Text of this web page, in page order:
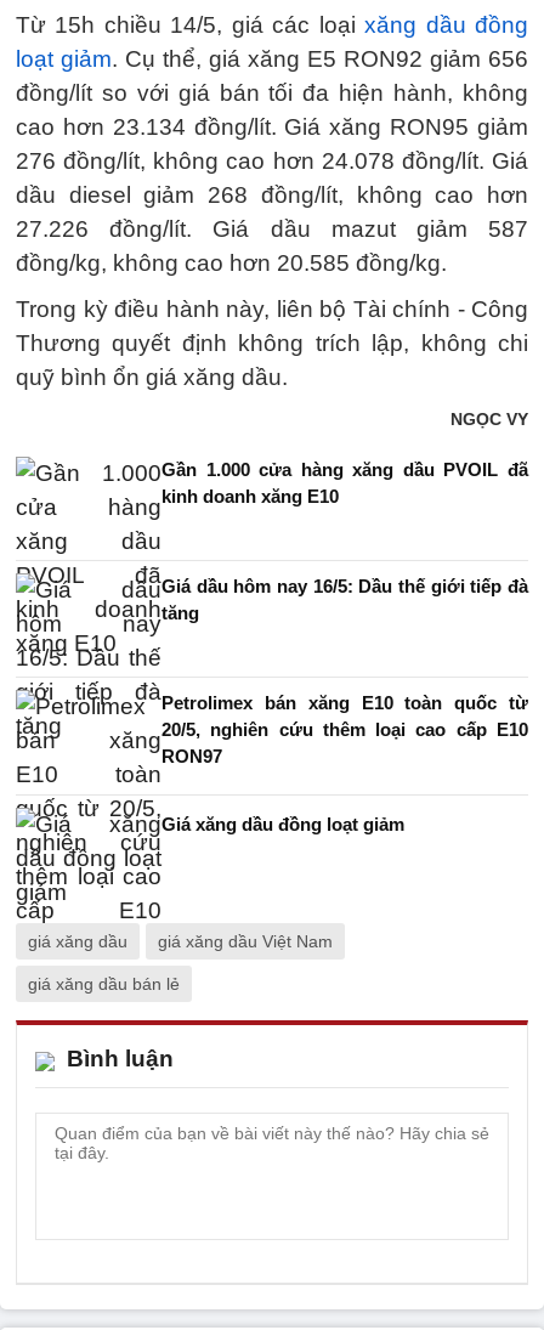
Từ 15h chiều 14/5, giá các loạixăng dầu đồng
loạt giảm. Cụ thể, giá xăng E5 RON92 giảm 656
đồng/lít so với giá bán tối đa hiện hành, không
cao hơn 23.134 đồng/lít. Giá xăng RON95 giảm
276 đồng/lít, không cao hơn 24.078 đồng/lít. Giá
dầu diesel giảm 268 đồng/lít, không cao hơn
27.226 đồng/lít. Giá dầu mazut giảm 587
đồng/kg, không cao hơn 20.585 đồng/kg.
Trong kỳ điều hành này, liên bộ Tài chính - Công
Thương quyết định không trích lập, không chi
quỹ bình ổn giá xăng dầu.
NGỌC VY
Gần 1.000 cửa hàng xăng dầu PVOIL đã
kinh doanh xăng E10
Giá dầu hôm nay 16/5: Dầu thế giới tiếp đà
tăng
Petrolimex bán xăng E10 toàn quốc từ
20/5, nghiên cứu thêm loại cao cấp E10
RON97
Giá xăng dầu đồng loạt giảm
giá xăng dầu giá xăng dầu Việt Nam
giá xăng dầu bán lẻ
Bình luận